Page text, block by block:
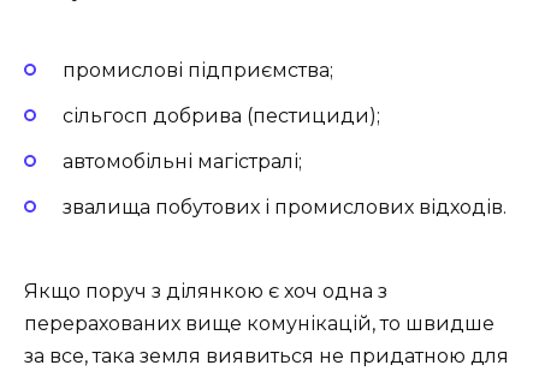
промислові підприємства;
сільгосп добрива (пестициди);
автомобільні магістралі;
звалища побутових і промислових відходів.
Якщо поруч з ділянкою є хоч одна з
перерахованих вище комунікацій, то швидше
за все, така земля виявиться не придатною для